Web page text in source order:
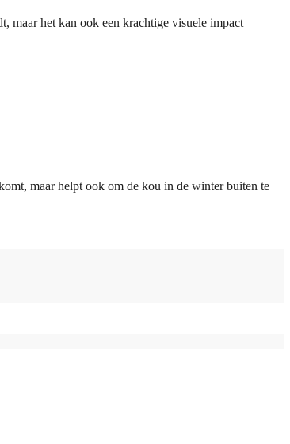
maar het kan ook een krachtige visuele impact
maar helpt ook om de kou in de winter buiten te